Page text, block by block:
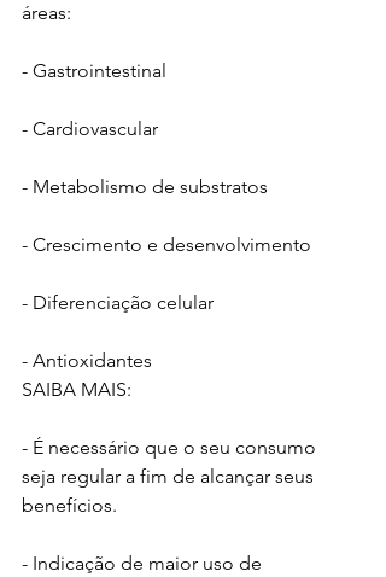
áreas:
- Gastrointestinal
- Cardiovascular
- Metabolismo de substratos
- Crescimento e desenvolvimento
- Diferenciação celular
- Antioxidantes
SAIBA MAIS:
- É necessário que o seu consumo
seja regular a fim de alcançar seus
benefícios.
- Indicação de maior uso de